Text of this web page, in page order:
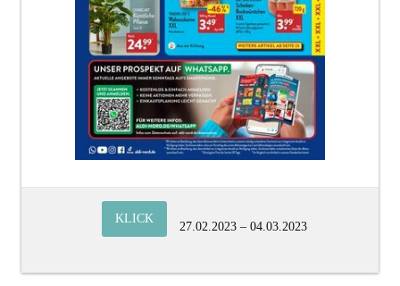
KLICK
27.02.2023 – 04.03.2023